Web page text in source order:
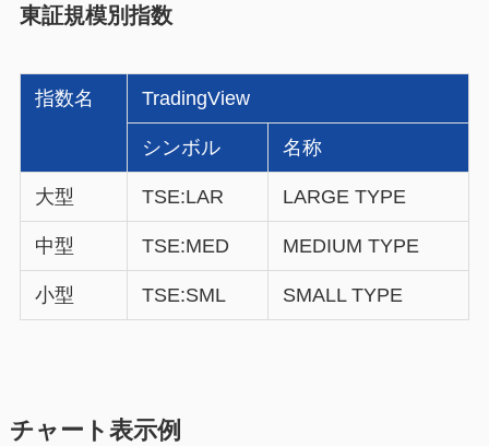
東証規模別指数
指数名 TradingView
シンボル 名称
大型 TSE:LAR LARGE TYPE
中型 TSE:MED MEDIUM TYPE
小型 TSE:SML SMALL TYPE
チャート表示例